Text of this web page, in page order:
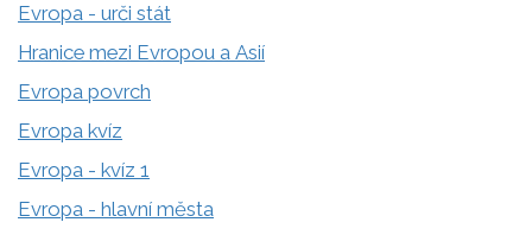
Evropa - urči stát
Hranice mezi Evropou a Asií
Evropa povrch
Evropa kvíz
Evropa - kvíz 1
Evropa - hlavní města